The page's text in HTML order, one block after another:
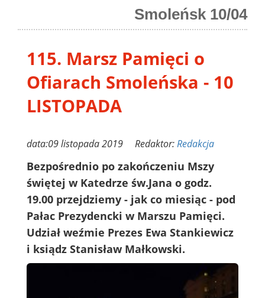
Smoleńsk 10/04
115. Marsz Pamięci o
Ofiarach Smoleńska - 10
LISTOPADA
data:09 listopada 2019 Redaktor:Redakcja
Bezpośrednio po zakończeniu Mszy
świętej w Katedrze św.Jana o godz.
19.00 przejdziemy - jak co miesiąc - pod
Pałac Prezydencki w Marszu Pamięci.
Udział weźmie Prezes Ewa Stankiewicz
i ksiądz Stanisław Małkowski.